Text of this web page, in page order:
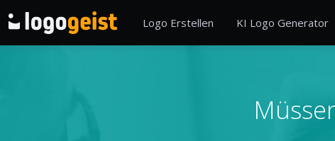
Logo Erstellen KI Logo Generator